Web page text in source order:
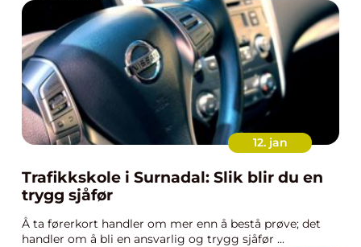
12. jan
Trafikkskole i Surnadal: Slik blir du en
trygg sjåfør
Å ta førerkort handler om mer enn å bestå prøve; det
handler om å bli en ansvarlig og trygg sjåfør ...